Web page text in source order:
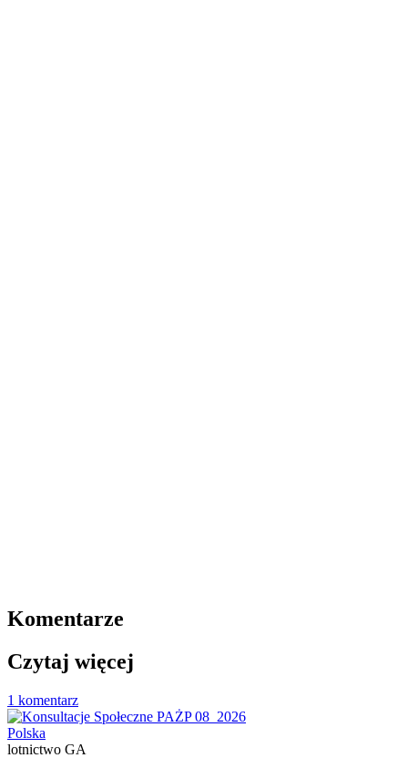
Komentarze
Czytaj więcej
1 komentarz
Polska
lotnictwo GA